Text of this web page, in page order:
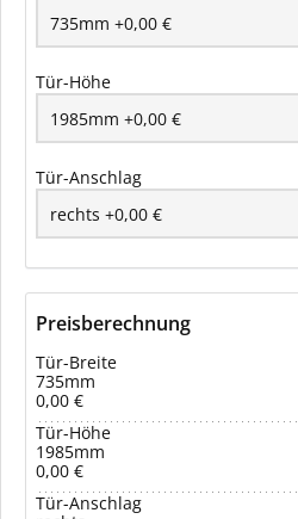
Tür-Höhe
Tür-Anschlag
Preisberechnung
Tür-Breite
735mm
0,00 €
Tür-Höhe
1985mm
0,00 €
Tür-Anschlag